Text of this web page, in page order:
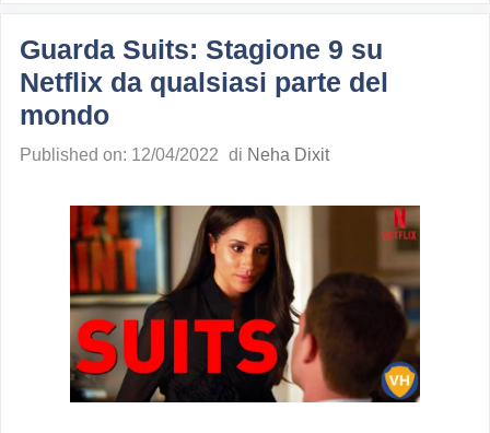
Guarda Suits: Stagione 9 su
Netflix da qualsiasi parte del
mondo
Published on: 12/04/2022 di Neha Dixit